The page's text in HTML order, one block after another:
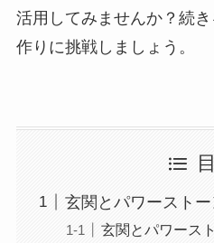
活用してみませんか？続
作りに挑戦しましょう。
玄関とパワースト
玄関とパワース